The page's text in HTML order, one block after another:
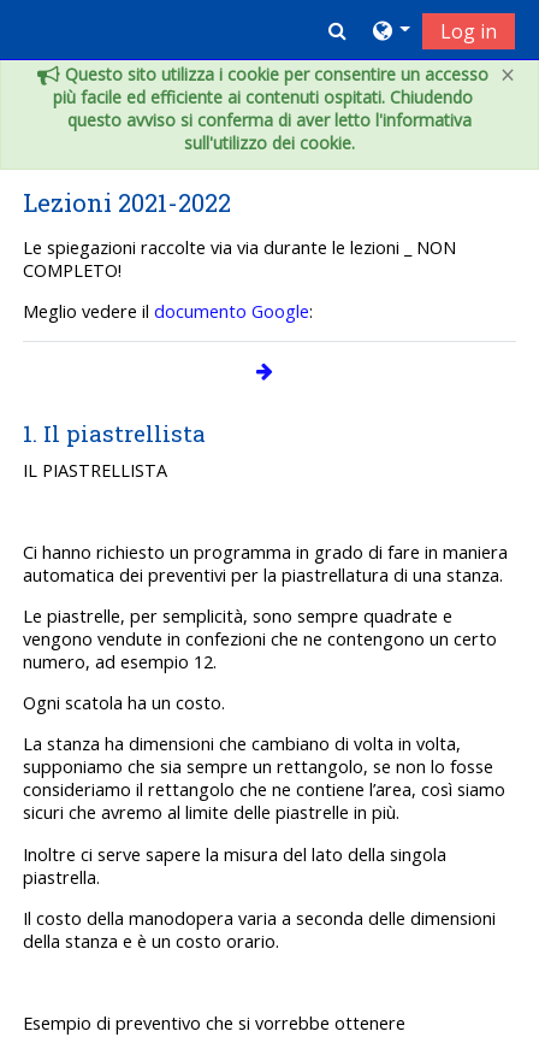
×
Questo sito utilizza i cookie per consentire un accesso
più facile ed efficiente ai contenuti ospitati. Chiudendo
questo avviso si conferma di aver letto l'informativa
sull'utilizzo dei cookie.
Toggle search
Log in
Lezioni 2021-2022
Le spiegazioni raccolte via via durante le lezioni _ NON
COMPLETO!
Meglio vedere ildocumento Google:
1. Il piastrellista
IL PIASTRELLISTA
Ci hanno richiesto un programma in grado di fare in maniera
automatica dei preventivi per la piastrellatura di una stanza.
Le piastrelle, per semplicità, sono sempre quadrate e
vengono vendute in confezioni che ne contengono un certo
numero, ad esempio 12.
Ogni scatola ha un costo.
La stanza ha dimensioni che cambiano di volta in volta,
supponiamo che sia sempre un rettangolo, se non lo fosse
consideriamo il rettangolo che ne contiene l’area, così siamo
sicuri che avremo al limite delle piastrelle in più.
Inoltre ci serve sapere la misura del lato della singola
piastrella.
Il costo della manodopera varia a seconda delle dimensioni
della stanza e è un costo orario.
Esempio di preventivo che si vorrebbe ottenere